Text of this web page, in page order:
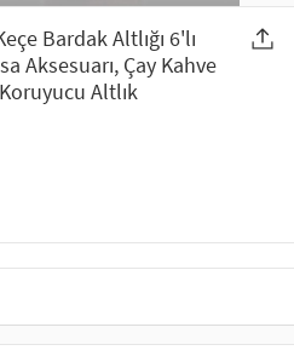
Bardak Altlığı 6'lı
Aksesuarı, Çay Kahve
Altlık